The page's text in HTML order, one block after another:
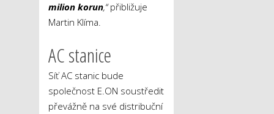
milion korun,“přibližuje
Martin Klíma.
AC stanice
Síť AC stanic bude
společnost E.ON soustředit
převážně na své distribuční